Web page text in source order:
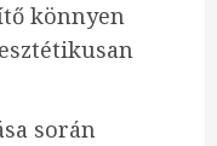
könnyen
során